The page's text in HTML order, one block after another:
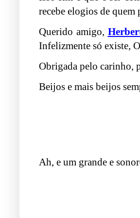
recebe elogios de quem
Querido amigo,
Infelizmente só existe,
Obrigada pelo carinho,
Beijos e mais beijos
Ah, e um grande e